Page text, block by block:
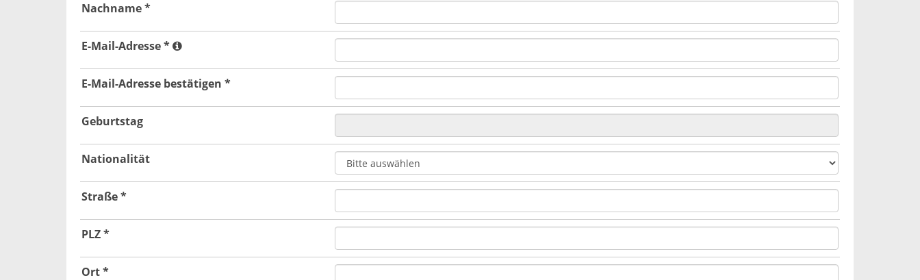
Nachname *
E-Mail-Adresse *
E-Mail-Adresse bestätigen *
Geburtstag
Nationalität
Straße *
PLZ *
Ort *